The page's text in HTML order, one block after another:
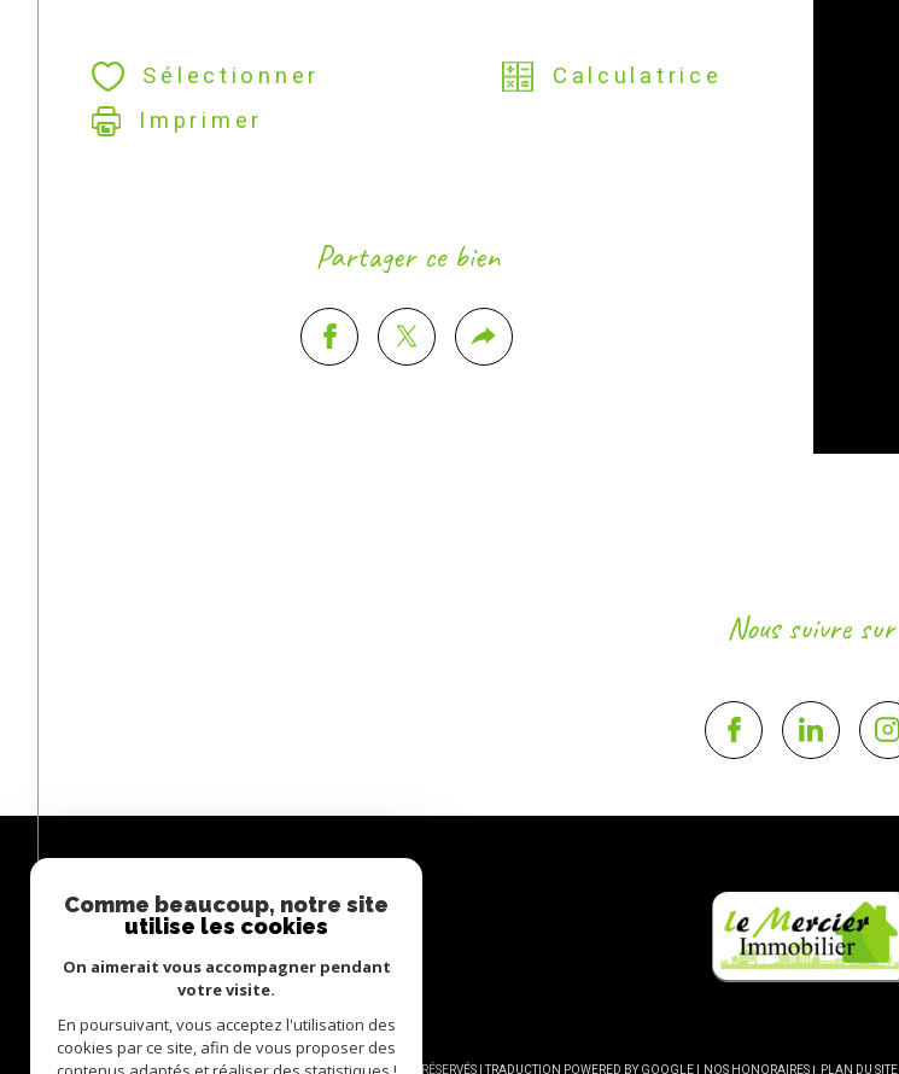
Sélectionner
Calculatrice
Imprimer
Partager ce bien
Nous suivre sur
Avis
CLIENTS
© 2026 | TOUS DROITS RÉSERVÉS | TRADUCTION POWERED BY GOOGLE | NOS HONORAIRES PLAN DU SITE
Comme beaucoup, notre site
utilise les cookies
On aimerait vous accompagner pendant
votre visite.
En poursuivant, vous acceptez l'utilisation des
cookies par ce site, afin de vous proposer des